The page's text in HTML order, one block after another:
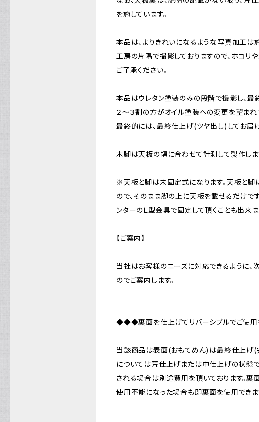
を施しています。
本品は、よりきれいになるような写真加工は
工房の片隅で撮影しておりますので、ホコリ
ご了承ください。
本品はウレタン塗装のみの段階で撮影し、最
２～３割の方がオイル塗装への変更を望まれ
最終的には、最終仕上げ(ツヤ出し)してお届け
木脚は天板の幅に合わせて計測して製作しま
※天板と脚は未固定式になります。天板と脚
ので、そのまま脚の上に天板を載せるだけで
ンターのＬ型金具で固定して頂くことも出来ま
【ご案内】
当社はお客様のニーズに対応できるように、
のでご案内します。
◆◆◆裏面を仕上げてリバーシブルでご使
当該商品は表面(おもてめん)は最終仕上げ(
については荒仕上げまたは中仕上げの状態
される場合は別途費用を頂いております。
使用不能になった場合も即裏面を使用できま